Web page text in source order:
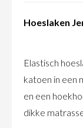
Hoeslaken
Elastisch
katoen in een
en een
dikke